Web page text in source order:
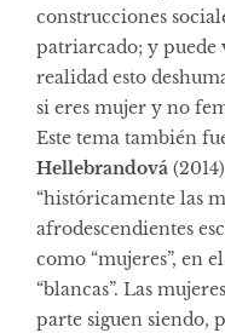
construcciones
patriarcado; y puede
realidad esto
si eres mujer y no
Este tema también
Hellebrandová
“históricamente las
afrodescendientes
como “mujeres”, en
“blancas”. Las
parte siguen siendo,